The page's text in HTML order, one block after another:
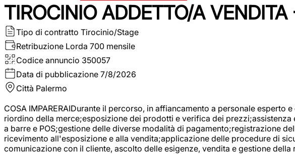
TIROCINIO ADDETTO/A
Tipo di contratto Tirocinio/Stage
Retribuzione Lorda 700 mensile
Codice annuncio 350057
Data di pubblicazione 7/8/2026
Città Palermo
COSA IMPARERAIDurante il percorso, in affiancamento a personale
riordino della merce;esposizione dei prodotti e verifica dei
a barre e POS;gestione delle diverse modalità di pagamento;registrazione
ricevimento all'esposizione e alla vendita;applicazione delle procedure di
comunicazione con il cliente, ascolto delle esigenze, vendita e gestione